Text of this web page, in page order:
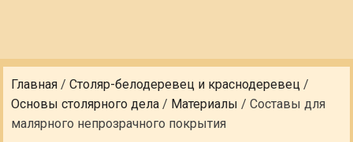
Главная /Столяр-белодеревец и краснодеревец /
Основы столярного дела / Материалы /Составы для
малярного непрозрачного покрытия